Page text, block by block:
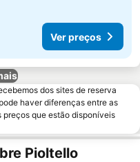
Ver preços
dos sites de reserva
haver diferenças entre as
que estão disponíveis
Pioltello